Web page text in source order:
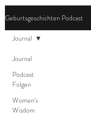
Geburtsgeschichten Podcast
Journal
Podcast
Folgen
Women's
Wisdom
Journal